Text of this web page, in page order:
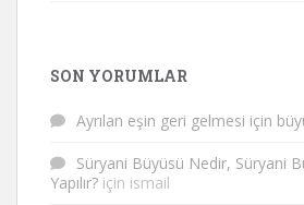
SON YORUMLAR
Ayrılan eşin geri gelmesi için
Süryani Büyüsü Nedir, Süryani
Yapılır? için ismail